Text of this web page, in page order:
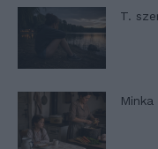
T.
Minka